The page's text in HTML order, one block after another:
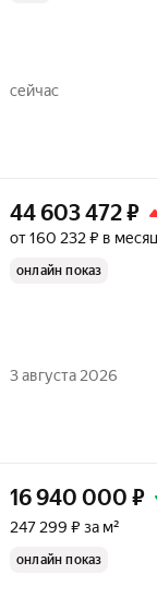
сейчас
44 603 472₽
от 160 232 ₽ в месяц
онлайн показ
3 августа 2026
16 940 000 ₽
247 299 ₽ за м²
онлайн показ